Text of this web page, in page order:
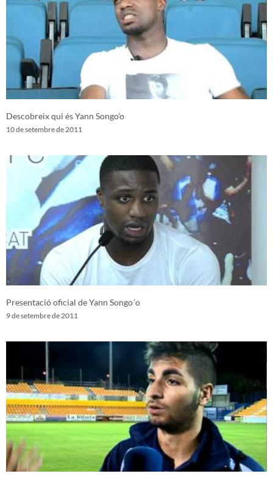
Descobreix qui és Yann Songo’o
10 de setembre de 2011
Presentació oficial de Yann Songo´o
9 de setembre de 2011